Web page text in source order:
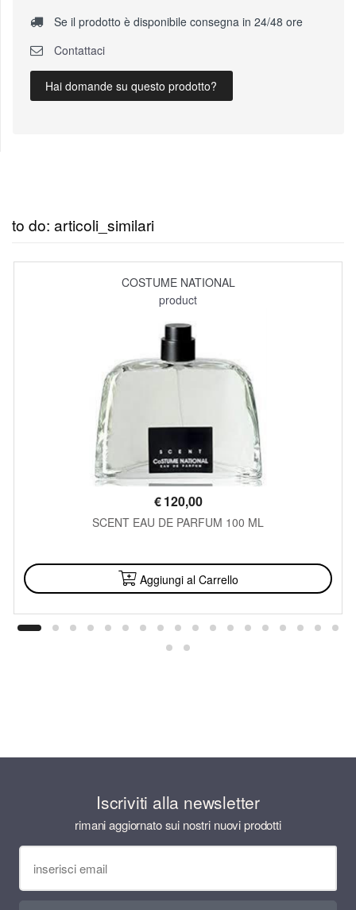
Se il prodotto è disponibile consegna in 24/48 ore
Contattaci
Hai domande su questo prodotto?
to do: articoli_similari
COSTUME NATIONAL
product
€120,00
SCENT EAU DE PARFUM 100 ML
Aggiungi al Carrello
Iscriviti alla newsletter
rimani aggiornato sui nostri nuovi prodotti